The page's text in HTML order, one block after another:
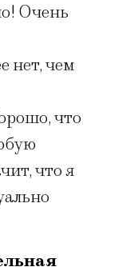
Очень
чем
что
что я